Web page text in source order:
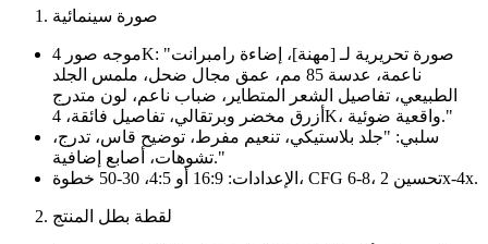
صورة سينمائية
موجه صور 4K: "صورة تحريرية لـ [مهنة]، إضاءة رامبرانت
ناعمة، عدسة 85 مم، عمق مجال ضحل، ملمس الجلد
الطبيعي، تفاصيل الشعر المتطاير، ضباب ناعم، لون متدرج
أزرق مخضر وبرتقالي، تفاصيل فائقة، 4K، واقعية ضوئية."
سلبي: "جلد بلاستيكي، تنعيم مفرط، توضيح قاس، تدرج،
تشوهات، أصابع إضافية."
الإعدادات: 16:9 أو 4:5، 30-50 خطوة، CFG 6-8، تحسين 2x-4x.
لقطة بطل المنتج